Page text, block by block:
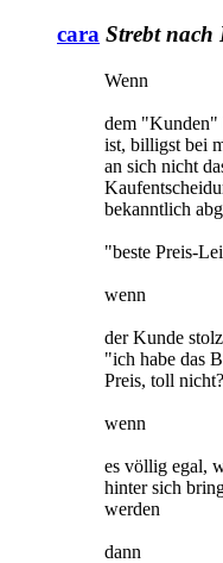
cara Strebt nach
Wenn
dem
ist, billigst bei
an sich nicht
bekanntlich
"beste Preis-
wenn
der Kunde
"ich habe das
Preis, toll
wenn
es völlig egal,
hinter sich
werden
dann